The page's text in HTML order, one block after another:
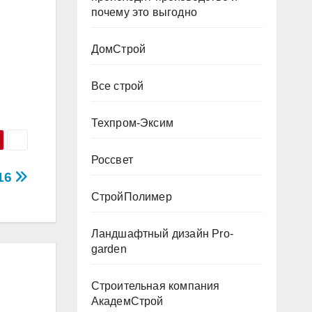
почему это выгодно
ДомСтрой
Все строй
Техпром-Эксим
Россвет
СтройПолимер
Ландшафтный дизайн Pro-
garden
Строительная компания
АкадемСтрой